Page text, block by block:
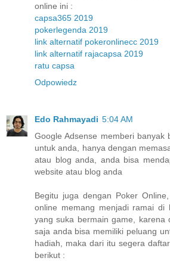
online ini :
capsa365 2019
pokerlegenda 2019
link alternatif pokeronlinecc 2019
link alternatif rajacapsa 2019
ratu capsa
Odpowiedz
Edo Rahmayadi 5:04 AM
Google Adsense memberi banyak
untuk anda, hanya dengan
atau blog anda, anda bisa
website atau blog anda
Begitu juga dengan Poker
online memang menjadi ramai di
yang suka bermain game, karena
saja anda bisa memiliki peluang
hadiah, maka dari itu segera
berikut :